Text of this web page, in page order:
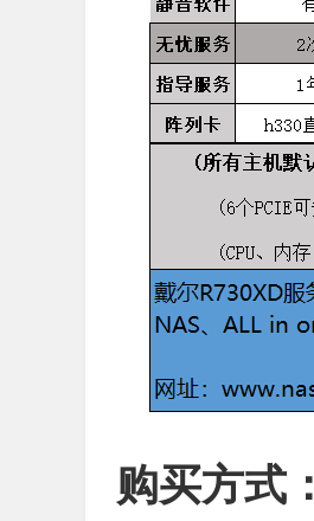
购买方式：